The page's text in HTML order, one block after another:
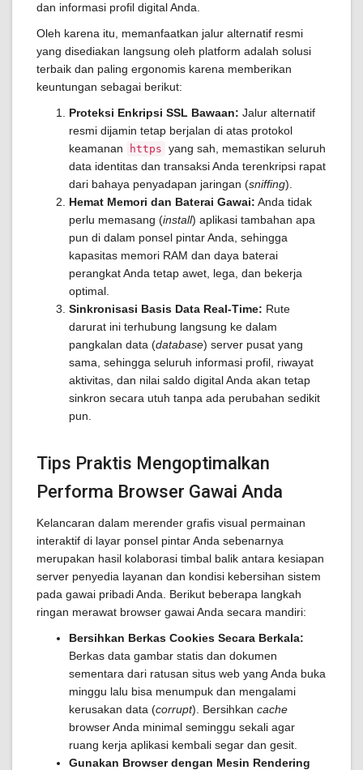
dan informasi profil digital Anda.
Oleh karena itu, memanfaatkan jalur alternatif resmi
yang disediakan langsung oleh platform adalah solusi
terbaik dan paling ergonomis karena memberikan
keuntungan sebagai berikut:
Proteksi Enkripsi SSL Bawaan: Jalur alternatif
resmi dijamin tetap berjalan di atas protokol
keamanan
https yang sah, memastikan seluruh
data identitas dan transaksi Anda terenkripsi rapat
dari bahaya penyadapan jaringan (sniffing).
Hemat Memori dan Baterai Gawai: Anda tidak
perlu memasang (install) aplikasi tambahan apa
pun di dalam ponsel pintar Anda, sehingga
kapasitas memori RAM dan daya baterai
perangkat Anda tetap awet, lega, dan bekerja
optimal.
Sinkronisasi Basis Data Real-Time: Rute
darurat ini terhubung langsung ke dalam
pangkalan data (database) server pusat yang
sama, sehingga seluruh informasi profil, riwayat
aktivitas, dan nilai saldo digital Anda akan tetap
sinkron secara utuh tanpa ada perubahan sedikit
pun.
Tips Praktis Mengoptimalkan
Performa Browser Gawai Anda
Kelancaran dalam merender grafis visual permainan
interaktif di layar ponsel pintar Anda sebenarnya
merupakan hasil kolaborasi timbal balik antara kesiapan
server penyedia layanan dan kondisi kebersihan sistem
pada gawai pribadi Anda. Berikut beberapa langkah
ringan merawat browser gawai Anda secara mandiri:
Bersihkan Berkas Cookies Secara Berkala:
Berkas data gambar statis dan dokumen
sementara dari ratusan situs web yang Anda buka
minggu lalu bisa menumpuk dan mengalami
kerusakan data (corrupt). Bersihkan cache
browser Anda minimal seminggu sekali agar
ruang kerja aplikasi kembali segar dan gesit.
Gunakan Browser dengan Mesin Rendering